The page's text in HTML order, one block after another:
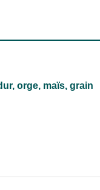
orge, maïs, grain